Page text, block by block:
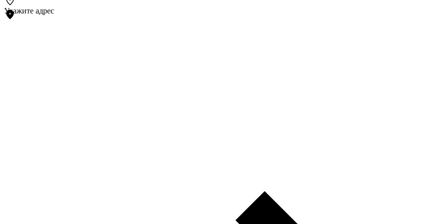
Укажите адрес